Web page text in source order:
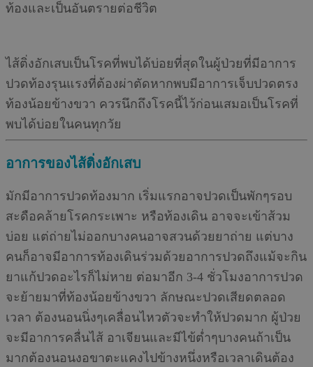
ท้องและเป็นอันตรายต่อชีวิต
ไส้ติ่งอักเสบเป็นโรคที่พบได้บ่อยที่สุดในผู้ป่วยที่มีอาการ
ปวดท้องรุนแรงที่ต้องผ่าตัดหากพบมีอาการเจ็บปวดตรง
ท้องน้อยข้างขวา ควรนึกถึงโรคนี้ไว้ก่อนเสมอเป็นโรคที่
พบได้บ่อยในคนทุกวัย
อาการของไส้ติ่งอักเสบ
มักมีอาการปวดท้องมาก เริ่มแรกอาจปวดเป็นพักๆรอบ
สะดือคล้ายโรคกระเพาะ หรือท้องเดิน อาจจะเข้าส้วม
บ่อย แต่ถ่ายไม่ออกบางคนอาจสวนด้วยยาถ่าย แต่บาง
คนก็อาจมีอาการท้องเดินร่วมด้วยอาการปวดถึงแม้จะกิน
ยาแก้ปวดอะไรก็ไม่หาย ต่อมาอีก 3-4 ชั่วโมงอาการปวด
จะย้ายมาที่ท้องน้อยข้างขวา ลักษณะปวดเสียดตลอด
เวลา ต้องนอนนิ่งๆเคลื่อนไหวตัวจะทำให้ปวดมาก ผู้ป่วย
จะมีอาการคลื่นไส้ อาเจียนและมีไข้ตํ่าๆบางคนถ้าเป็น
มากต้องนอนงอขาตะแคงไปข้างหนึ่งหรือเวลาเดินต้อง